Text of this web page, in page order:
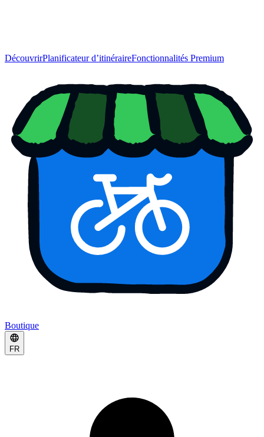
DécouvrirPlanificateur d’itinéraireFonctionnalités Premium
Boutique
FR